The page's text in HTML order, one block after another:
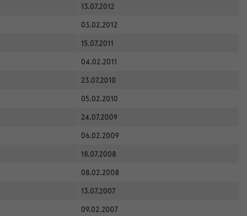
13.07.2012
03.02.2012
15.07.2011
04.02.2011
23.07.2010
05.02.2010
24.07.2009
06.02.2009
18.07.2008
08.02.2008
13.07.2007
09.02.2007